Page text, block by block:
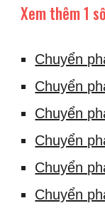
Xem thêm 1
Chuyển
Chuyển
Chuyển
Chuyển
Chuyển
Chuyển